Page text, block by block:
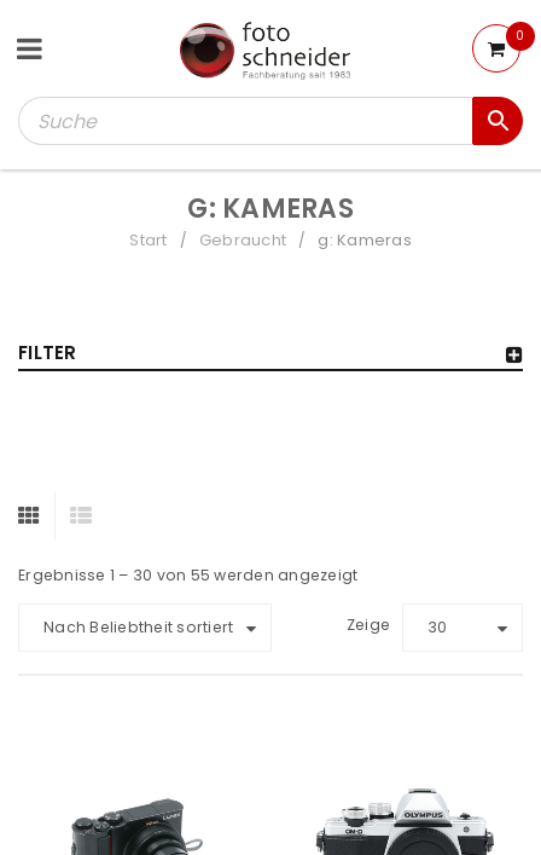
0
G: KAMERAS
Start / Gebraucht / g: Kameras
FILTER
Ergebnisse 1 – 30 von 55 werden angezeigt
Nach Beliebtheit sortiert Zeige 30